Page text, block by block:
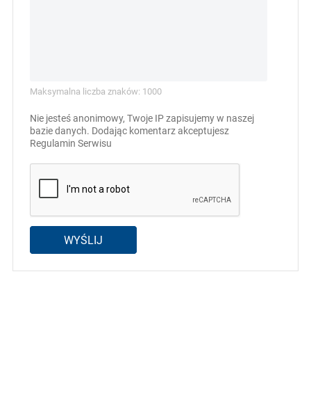
Maksymalna liczba znaków: 1000
Nie jesteś anonimowy, Twoje IP zapisujemy w naszej
bazie danych. Dodając komentarz akceptujesz
Regulamin Serwisu
WYŚLIJ